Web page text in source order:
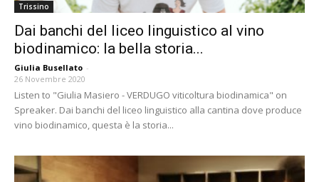
Trissino
Dai banchi del liceo linguistico al vino
biodinamico: la bella storia...
Giulia Busellato -
26 Novembre 2020
Listen to "Giulia Masiero - VERDUGO viticoltura biodinamica" on
Spreaker. Dai banchi del liceo linguistico alla cantina dove produce
vino biodinamico, questa è la storia...